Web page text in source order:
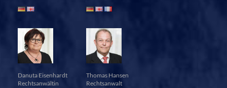
Danuta Eisenhardt
Rechtsanwältin
Thomas Hansen
Rechtsanwalt